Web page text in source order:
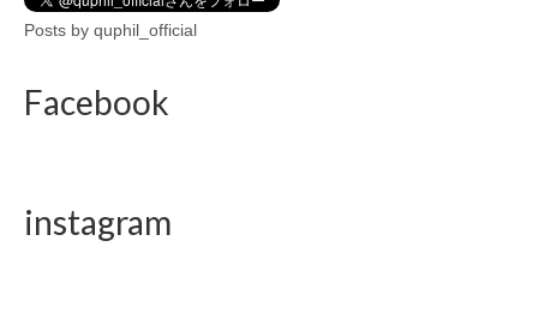
Posts by quphil_official
Facebook
instagram